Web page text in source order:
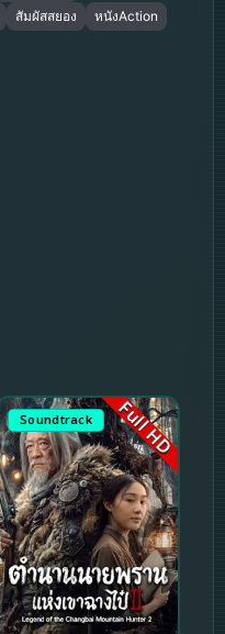
สัมผัสสยอง
หนังAction
Soundtrack Full HD